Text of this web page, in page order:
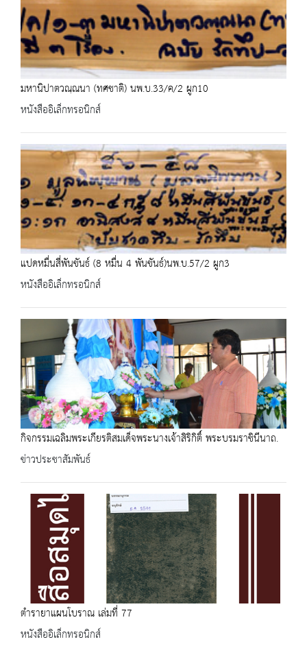
มหานิปาตวณฺณนา (ทศชาติ) นพ.บ.33/ค/2 ผูก10
หนังสืออิเล็กทรอนิกส์
แปดหมื่นสี่พันขันธ์ (8 หมื่น 4 พันขันธ์)นพ.บ.57/2 ผูก3
หนังสืออิเล็กทรอนิกส์
กิจกรรมเฉลิมพระเกียรติสมเด็จพระนางเจ้าสิริกิติ์ พระบรมราชินีนาถ.
ข่าวประชาสัมพันธ์
ตำรายาแผนโบราณ เล่มที่ 77
หนังสืออิเล็กทรอนิกส์